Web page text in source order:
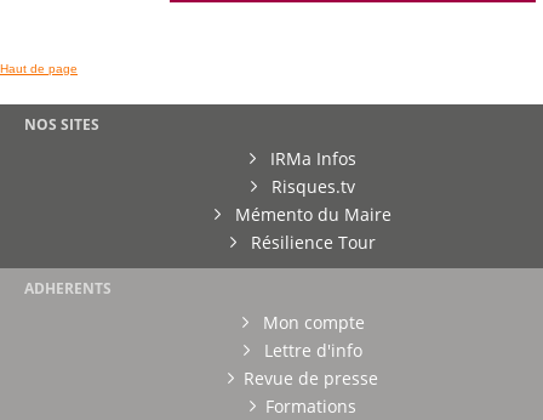
Haut de page
NOS SITES
IRMa Infos
Risques.tv
Mémento du Maire
Résilience Tour
ADHERENTS
Mon compte
Lettre d'info
Revue de presse
Formations